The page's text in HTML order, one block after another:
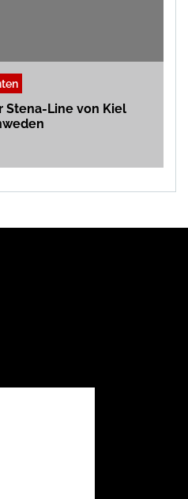
Stena-Line von Kiel